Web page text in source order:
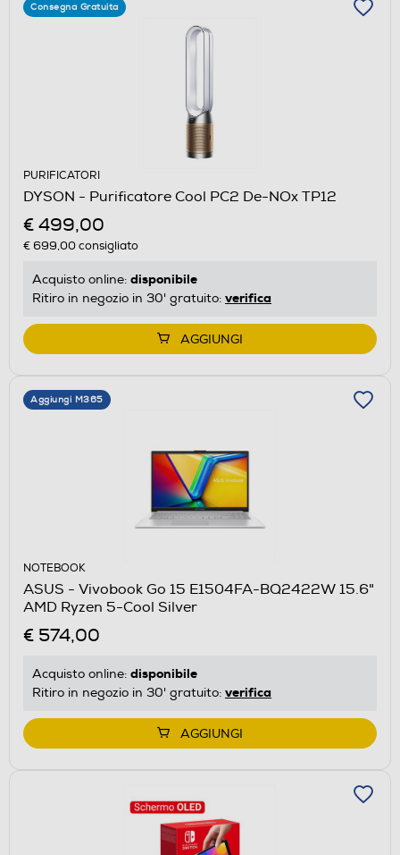
Consegna Gratuita
PURIFICATORI
DYSON - Purificatore Cool PC2 De-NOx TP12
€ 499,00
€ 699,00consigliato
Acquisto online: disponibile
Ritiro in negozio in 30' gratuito: verifica
AGGIUNGI
Aggiungi M365
NOTEBOOK
ASUS - Vivobook Go 15 E1504FA-BQ2422W 15.6"
AMD Ryzen 5-Cool Silver
€ 574,00
Acquisto online: disponibile
Ritiro in negozio in 30' gratuito: verifica
AGGIUNGI